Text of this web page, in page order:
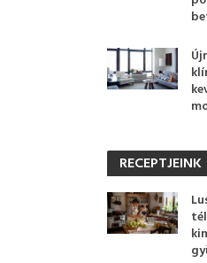
RECEPTJEINK